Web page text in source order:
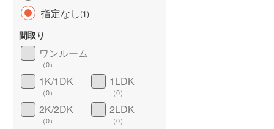
指定なし(1)
間取り
ワンルーム
（0）
1K/1DK
（0）
1LDK
（0）
2K/2DK
（0）
2LDK
（0）
長期優良住宅 ）